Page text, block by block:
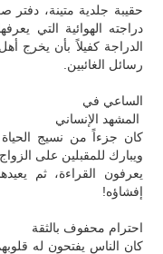
حقيبة جلدية متينة، دفتر
دراجته الهوائية التي
الدراجة كفيلاً بأن يخرج
رسائل الغائبين.
الساعي في
المشهد الإنساني
كان جزءاً من نسيج الحياة
ويبارك للمقبلين على
يعرفون القراءة، ثم
إفشاؤه!
احترام محفوف بالثقة
كان الناس يفتحون له